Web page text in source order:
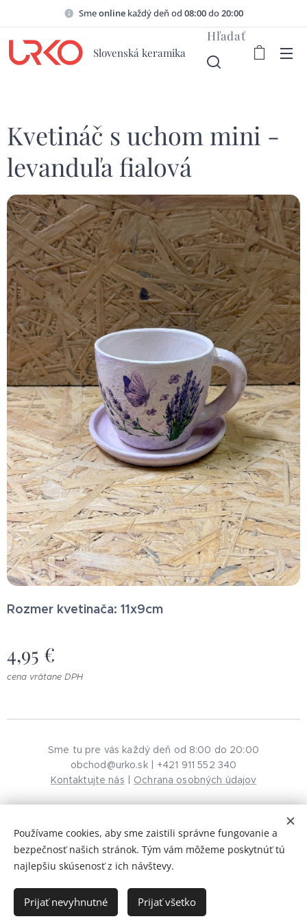
Smeonline každý deň od 08:00do20:00
Slovenská keramika
Hľadať
Kvetináč s uchom mini -
levanduľa fialová
Rozmer kvetinača: 11x9cm
4,95 €
cena vrátane DPH
Do košíka
Sme tu pre vás každý deň od 8:00 do 20:00
obchod@urko.sk | +421 911 552 340
Kontaktujte nás | Ochrana osobných údajov
© 2026 URKO. Všetky práva vyhradené. Cookies
Používame cookies, aby sme zaistili správne fungovanie a
bezpečnosť našich stránok. Tým vám môžeme poskytnúť tú
najlepšiu skúsenosť z ich návštevy.
Prijať nevyhnutné Prijať všetko